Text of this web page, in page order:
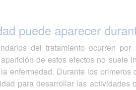
puede aparecer
del tratamiento ocurren
de estos efectos no suele
enfermedad. Durante los
para desarrollar las